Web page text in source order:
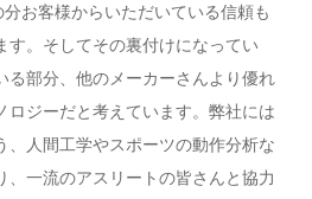
お客様からいただいている信頼も
す。そしてその裏付けになってい
る部分、他のメーカーさんより優れ
ロジーだと考えています。弊社には
、人間工学やスポーツの動作分析な
、一流のアスリートの皆さんと協力